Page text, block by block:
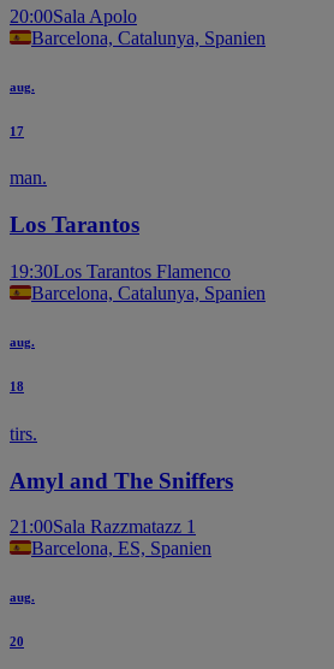
20:00Sala Apolo
Barcelona, Catalunya, Spanien
aug.
17
man.
Los Tarantos
19:30Los Tarantos Flamenco
Barcelona, Catalunya, Spanien
aug.
18
tirs.
Amyl and The Sniffers
21:00Sala Razzmatazz 1
Barcelona, ES, Spanien
aug.
20